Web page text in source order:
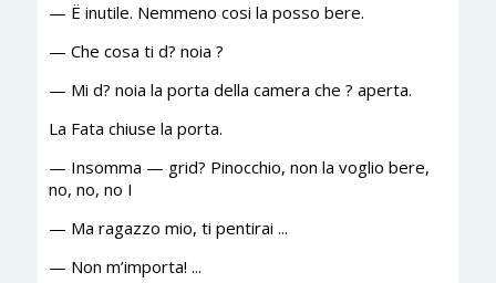
— Ё inutile. Nemmeno cosi la posso bere.
— Che cosa ti d? noia ?
— Mi d? noia la porta della camera che ? aperta.
La Fata chiuse la porta.
— Insomma — grid? Pinocchio, non la voglio bere,
no, no, no I
— Ma ragazzo mio, ti pentirai ...
— Non m’importa! ...